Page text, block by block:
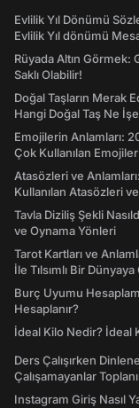
Evlilik Yıl Dönümü
Evlilik Yıl dönümü
Rüyada Altın Görmek:
Saklı Olabilir!
Doğal Taşların Merak
Hangi Doğal Taş Ne
Emojilerin Anlamları:
Çok Kullanılan
Atasözleri ve
Kullanılan Atasözleri
Tavla Diziliş Şekli
ve Oynama Yönleri
Tarot Kartları ve
İle Tılsımlı Bir
Burç Uyumu
Hesaplanır?
İdeal Kilo Nedir? İdeal
Ders Çalışırken
Çalışamayanlar
Instagram Giriş Nasıl